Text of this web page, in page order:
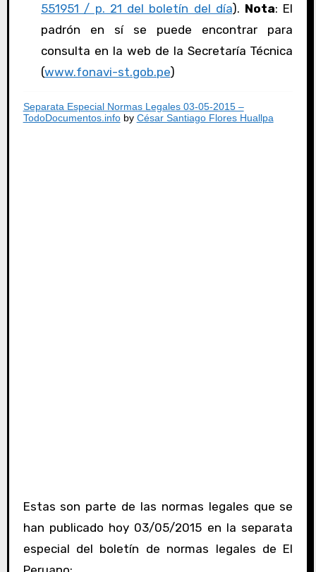
551951 / p. 21 del boletín del día). Nota: El
padrón en sí se puede encontrar para
consulta en la web de la Secretaría Técnica
(www.fonavi-st.gob.pe)
Separata Especial Normas Legales 03-05-2015 –
TodoDocumentos.infoby César Santiago Flores Huallpa
Estas son parte de las normas legales que se
han publicado hoy 03/05/2015 en la separata
especial del boletín de normas legales de El